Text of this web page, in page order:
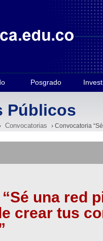
Posgrado
Públicos
Convocatorias › Convocatoria
una red
crear tus